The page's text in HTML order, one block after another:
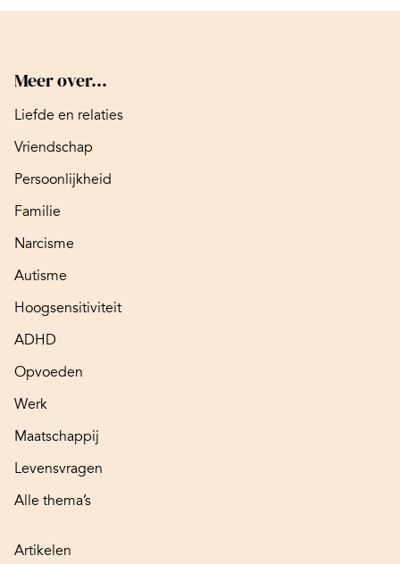
Meer over...
Liefde en relaties
Vriendschap
Persoonlijkheid
Familie
Narcisme
Autisme
Hoogsensitiviteit
ADHD
Opvoeden
Werk
Maatschappij
Levensvragen
Alle thema’s
Artikelen